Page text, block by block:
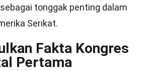
tonggak penting dalam
Serikat.
Fakta Kongres
Pertama